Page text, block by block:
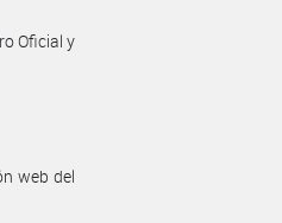
Oficial y
web del